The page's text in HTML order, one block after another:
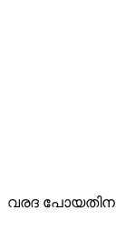
വരദ പോയതിനു